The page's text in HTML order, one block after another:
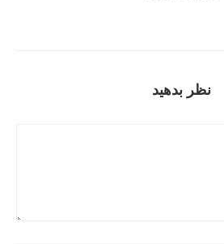
نظر بدهید